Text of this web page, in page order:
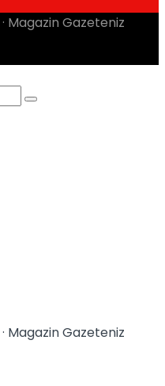
· Magazin Gazeteniz
· Magazin Gazeteniz